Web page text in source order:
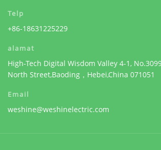
Telp
+86-18631225229
alamat
High-Tech Digital Wisdom Valley 4-1,
North Street,Baoding，Hebei,China 071051
Email
weshine@weshinelectric.com